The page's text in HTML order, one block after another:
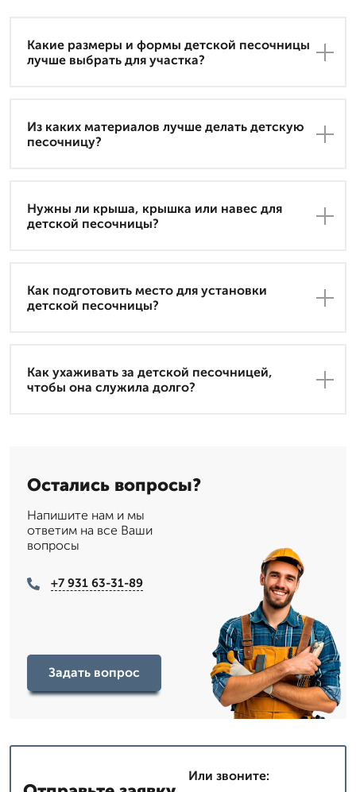
Какие размеры и формы детской песочницы
лучше выбрать для участка?
Из каких материалов лучше делать детскую
песочницу?
Нужны ли крыша, крышка или навес для
детской песочницы?
Как подготовить место для установки
детской песочницы?
Как ухаживать за детской песочницей,
чтобы она служила долго?
Остались вопросы?
Напишите нам и мы
ответим на все Ваши
вопросы
+7 931 63-31-89
Задать вопрос
Или звоните: